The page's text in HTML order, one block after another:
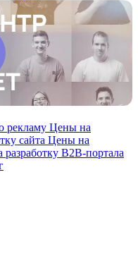
рекламу Цены на
сайта Цены на
В2В-портала